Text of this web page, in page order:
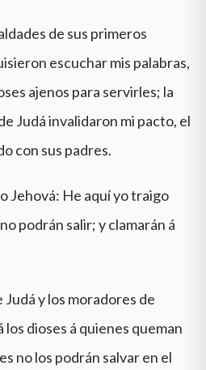
de sus primeros
escuchar mis palabras,
ajenos para servirles; la
Judá invalidaron mi pacto, el
con sus padres.
Jehová: He aquí yo traigo
podrán salir; y clamarán á
Judá y los moradores de
los dioses á quienes queman
no los podrán salvar en el